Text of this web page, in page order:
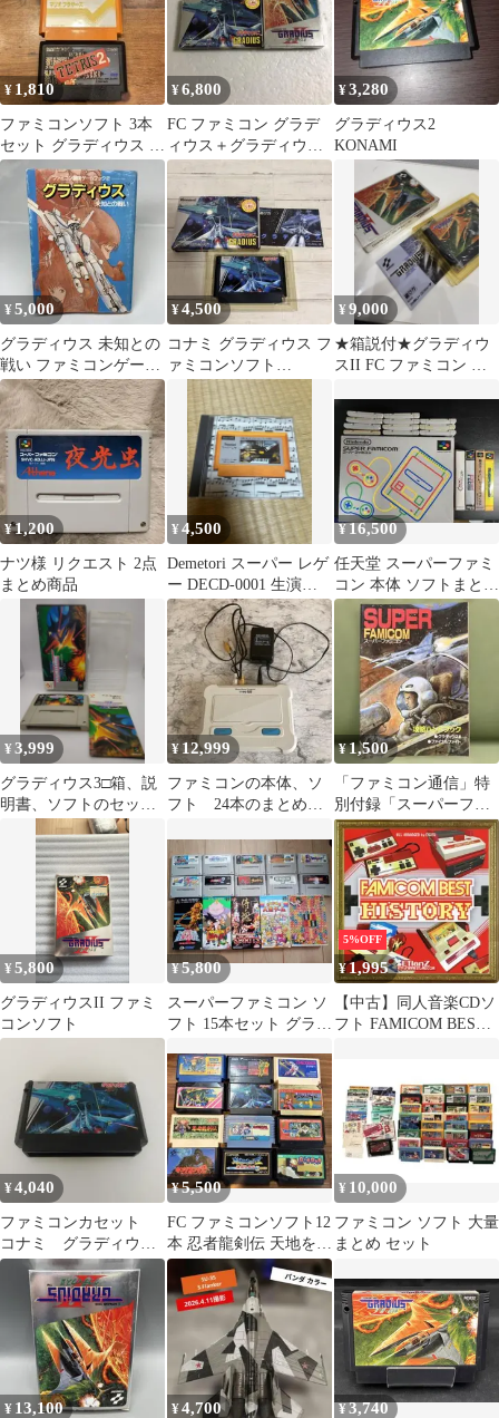
¥ 1,810
ファミコンソフト 3本
セット グラディウス テ
トリス2 マリオブラザ
ーズ
¥6,800
FC ファミコン グラデ
ィウス＋グラディウス
Ⅱ 箱説付き ジャンク
¥3,280
グラディウス2
KONAMI
¥5,000
グラディウス 未知との
戦い ファミコンゲーム
ブック② 小説
¥4,500
コナミ グラディウス フ
ァミコンソフト
GRADIUS
¥9,000
★箱説付★グラディウ
スII FC ファミコン コ
¥1,200
ナツ様 リクエスト 2点
まとめ商品
¥4,500
Demetori スーパー レゲ
ー DECD-0001 生演奏
帯付属
¥16,500
任天堂 スーパーファミ
コン 本体 ソフトまとめ
売り
¥3,999
グラディウス3□箱、説
明書、ソフトのセッ
ト スーパーファミコ
¥12,999
ファミコンの本体、ソ
フト 24本のまとめ売
¥1,500
「ファミコン通信」特
別付録「スーパーファ
ミコン 2大ゲーム 攻
略ハンドブック」
¥5,800
グラディウスII ファミ
コンソフト
¥5,800
スーパーファミコン ソ
フト 15本セット グラデ
リッツなど
5%OFF
¥1,995
【中古】同人音楽CDソ
フト FAMICOM BEST
¥4,040
ファミコンカセット
コナミ グラディウ
ス 1つ
¥5,500
FC ファミコンソフト12
本 忍者龍剣伝 天地を喰
らうドラゴンクエスト
動作未確認
¥ 10,000
ファミコン ソフト 大量
まとめ セット
¥ 13,100 ¥4,700 ¥3,740